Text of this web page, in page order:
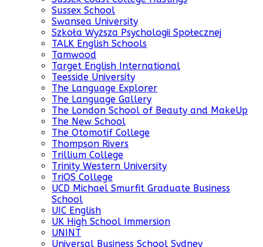
Sussex School
Swansea University
Szkoła Wyższa Psychologii Społecznej
TALK English Schools
Tamwood
Target English International
Teesside University
The Language Explorer
The Language Gallery
The London School of Beauty and MakeUp
The New School
The Otomotif College
Thompson Rivers
Trillium College
Trinity Western University
TriOS College
UCD Michael Smurfit Graduate Business
School
UIC English
UK High School Immersion
UNINT
Universal Business School Sydney